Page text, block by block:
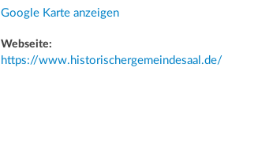
Google Karte anzeigen
Webseite:
https://www.historischergemeindesaal.de/